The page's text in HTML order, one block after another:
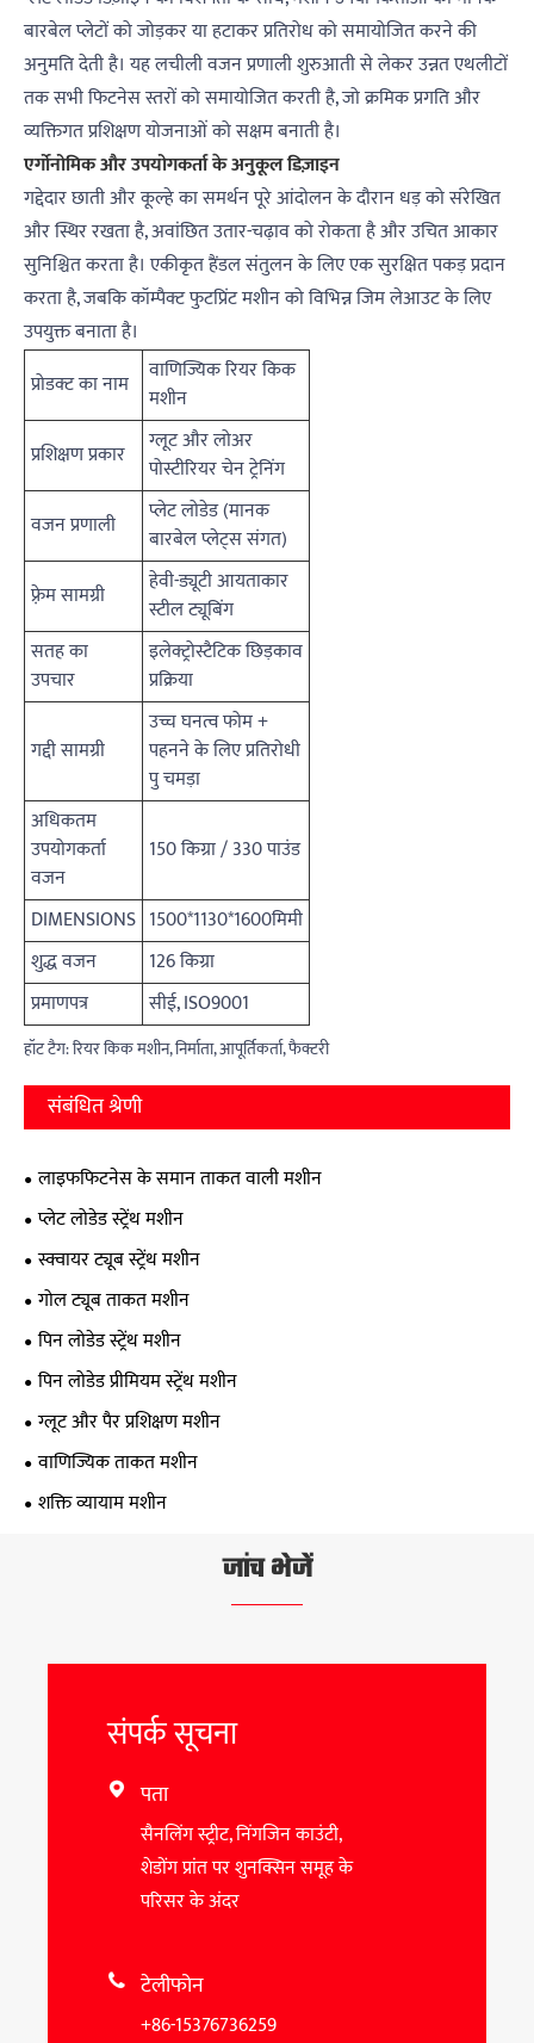
बारबेल प्लेटों को जोड़कर या हटाकर प्रतिरोध को समायोजित करने की
अनुमति देती है। यह लचीली वजन प्रणाली शुरुआती से लेकर उन्नत एथलीटों
तक सभी फिटनेस स्तरों को समायोजित करती है, जो क्रमिक प्रगति और
व्यक्तिगत प्रशिक्षण योजनाओं को सक्षम बनाती है।
एर्गोनोमिक और उपयोगकर्ता के अनुकूल डिज़ाइन
गद्देदार छाती और कूल्हे का समर्थन पूरे आंदोलन के दौरान धड़ को संरेखित
और स्थिर रखता है, अवांछित उतार-चढ़ाव को रोकता है और उचित आकार
सुनिश्चित करता है। एकीकृत हैंडल संतुलन के लिए एक सुरक्षित पकड़ प्रदान
करता है, जबकि कॉम्पैक्ट फुटप्रिंट मशीन को विभिन्न जिम लेआउट के लिए
उपयुक्त बनाता है।
प्रोडक्ट का नाम
वाणिज्यिक रियर किक
मशीन
प्रशिक्षण प्रकार
ग्लूट और लोअर
पोस्टीरियर चेन ट्रेनिंग
वजन प्रणाली
प्लेट लोडेड (मानक
बारबेल प्लेट्स संगत)
फ़्रेम सामग्री
हेवी-ड्यूटी आयताकार
स्टील ट्यूबिंग
सतह का
उपचार
इलेक्ट्रोस्टैटिक छिड़काव
प्रक्रिया
गद्दी सामग्री
उच्च घनत्व फोम +
पहनने के लिए प्रतिरोधी
पु चमड़ा
अधिकतम
उपयोगकर्ता
वजन
150 किग्रा / 330 पाउंड
DIMENSIONS 1500*1130*1600मिमी
शुद्ध वजन
126 किग्रा
प्रमाणपत्र
सीई, ISO9001
हॉट टैग: रियर किक मशीन, निर्माता, आपूर्तिकर्ता, फैक्टरी
संबंधित श्रेणी
लाइफफिटनेस के समान ताकत वाली मशीन
प्लेट लोडेड स्ट्रेंथ मशीन
स्क्वायर ट्यूब स्ट्रेंथ मशीन
गोल ट्यूब ताकत मशीन
पिन लोडेड स्ट्रेंथ मशीन
पिन लोडेड प्रीमियम स्ट्रेंथ मशीन
ग्लूट और पैर प्रशिक्षण मशीन
वाणिज्यिक ताकत मशीन
शक्ति व्यायाम मशीन
जांच भेजें
संपर्क सूचना
 पता
सैनलिंग स्ट्रीट, निंगजिन काउंटी,
शेडोंग प्रांत पर शुनक्सिन समूह के
परिसर के अंदर
 टेलीफोन
+86-15376736259